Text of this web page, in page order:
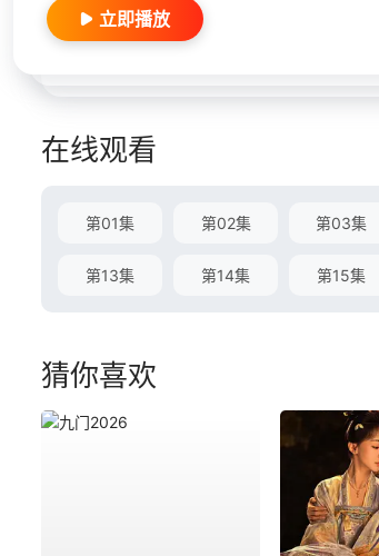
立即播放
在线观看
第01集 第02集 第03集
第13集 第14集 第15集
猜你喜欢